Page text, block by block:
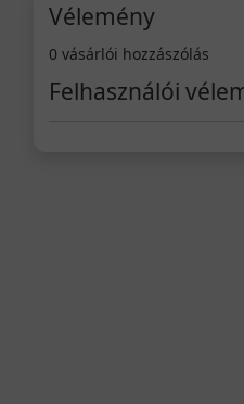
Vélemény
0 vásárlói hozzászólás
Felhasználói